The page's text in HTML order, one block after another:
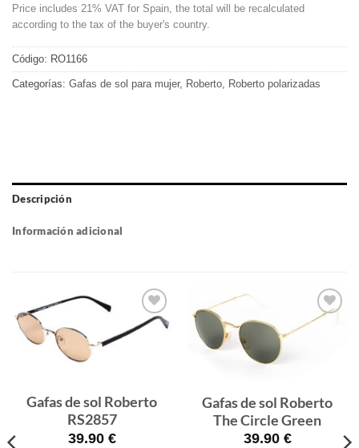
Price includes 21% VAT for Spain, the total will be recalculated
according to the tax of the buyer's country.
Código: RO1166
Categorías: Gafas de sol para mujer, Roberto, Roberto polarizadas
Descripción
Información adicional
Gafas
Gafas de sol Roberto
RS2857
39.90 €
Gafas
Gafas de sol Roberto
The Circle Green
39.90 €